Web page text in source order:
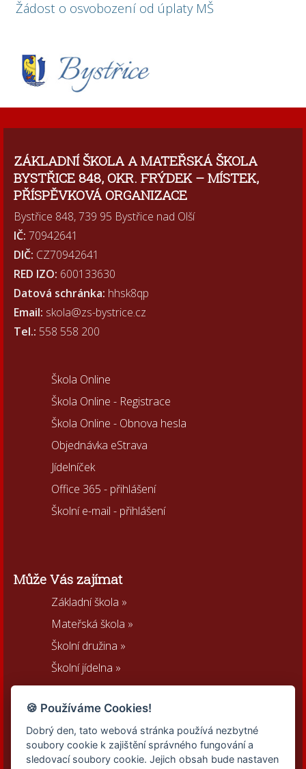
Žádost o osvobození od úplaty MŠ
ZÁKLADNÍ ŠKOLA A MATEŘSKÁ ŠKOLA
BYSTŘICE 848, OKR. FRÝDEK – MÍSTEK,
PŘÍSPĚVKOVÁ ORGANIZACE
Bystřice 848, 739 95 Bystřice nad Olší
IČ: 70942641
DIČ: CZ70942641
RED IZO: 600133630
Datová schránka: hhsk8qp
Email: skola@zs-bystrice.cz
Tel.: 558 558 200
Škola Online
Škola Online - Registrace
Škola Online - Obnova hesla
Objednávka eStrava
Jídelníček
Office 365 - přihlášení
Školní e-mail - přihlášení
Může Vás zajímat
Základní škola »
Mateřská škola »
Školní družina »
Školní jídelna »
Sportovní areál »
Spolek rodičů »
Kontakty
🍪 Používáme Cookies!
Dobrý den, tato webová stránka používá nezbytné
soubory cookie k zajištění správného fungování a
sledovací soubory cookie. Jejich obsah bude nastaven